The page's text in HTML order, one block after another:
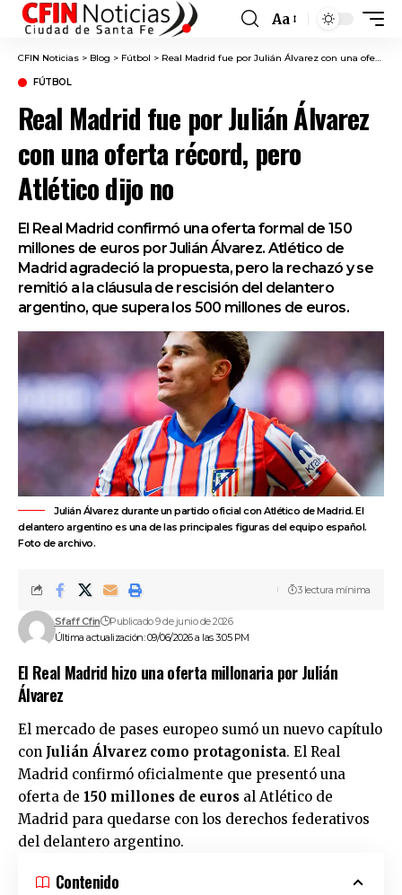
Font
Resizer
Aa
CFIN Noticias > Blog > Fútbol > Real Madrid fue por Julián Álvarez con una oferta récord, pero Atlético dijo no
FÚTBOL
Real Madrid fue por Julián Álvarez
con una oferta récord, pero
Atlético dijo no
El Real Madrid confirmó una oferta formal de 150
millones de euros por Julián Álvarez. Atlético de
Madrid agradeció la propuesta, pero la rechazó y se
remitió a la cláusula de rescisión del delantero
argentino, que supera los 500 millones de euros.
Julián Álvarez durante un partido oficial con Atlético de Madrid. El
delantero argentino es una de las principales figuras del equipo español.
Foto de archivo.
Última actualización: 09/06/2026 a las 3:05 PM
Sfaff Cfin Publicado 9 de junio de 2026
3 lectura mínima
El Real Madrid hizo una oferta millonaria por Julián
Álvarez
El mercado de pases europeo sumó un nuevo capítulo
con Julián Álvarez como protagonista. El Real
Madrid confirmó oficialmente que presentó una
oferta de 150 millones de euros al Atlético de
Madrid para quedarse con los derechos federativos
del delantero argentino.
Contenido